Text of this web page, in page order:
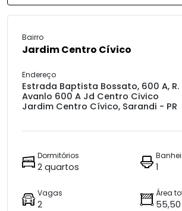
Bairro
Jardim Centro Cívico
Endereço
Estrada Baptista Bossato, 600 A,
Avanlo 600 A Jd Centro Civico
Jardim Centro Cívico, Sarandi - PR
Dormitórios
2 quartos 1
Vagas
2
Área
55,50